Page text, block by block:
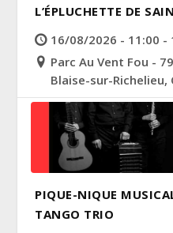
L’ÉPLUCHETTE DE
16/08/2026 - 11:00 -
Parc Au Vent Fou -
Blaise-sur-Richelieu,
PIQUE-NIQUE
TANGO TRIO